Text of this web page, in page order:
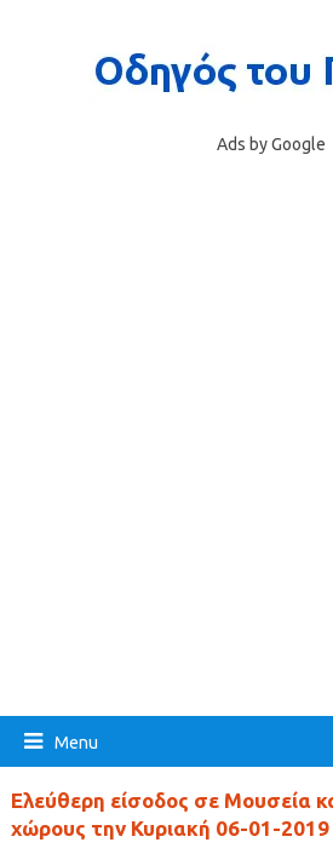
Ads by Google
Menu
Ελεύθερη είσοδος σε Μουσεία
χώρους την Κυριακή 06-01-2019